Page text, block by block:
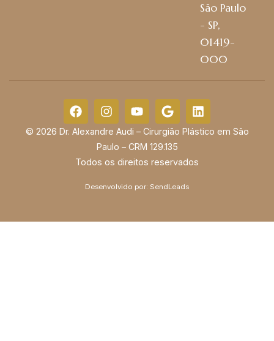
São Paulo
- SP,
01419-
000
© 2026 Dr. Alexandre Audi – Cirurgião Plástico em São
Paulo – CRM 129.135
Todos os direitos reservados
Desenvolvido por: SendLeads